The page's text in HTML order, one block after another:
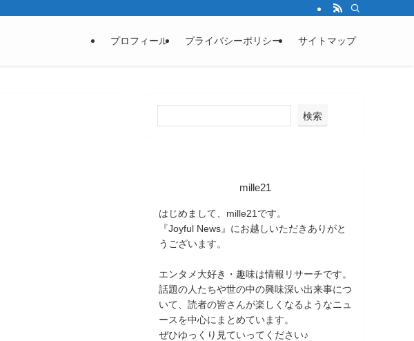
プロフィール プライバシーポリシー サイトマップ
検索
mille21
はじめまして、mille21です。
『Joyful News』にお越しいただきありがと
うございます。
エンタメ大好き・趣味は情報リサーチです。
話題の人たちや世の中の興味深い出来事につ
いて、読者の皆さんが楽しくなるようなニュ
ースを中心にまとめています。
ぜひゆっくり見ていってください♪